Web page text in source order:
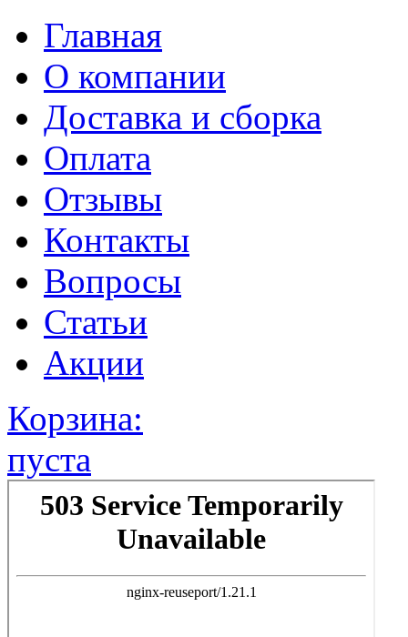
Главная
О компании
Доставка и сборка
Оплата
Отзывы
Контакты
Вопросы
Статьи
Акции
Корзина:
пуста